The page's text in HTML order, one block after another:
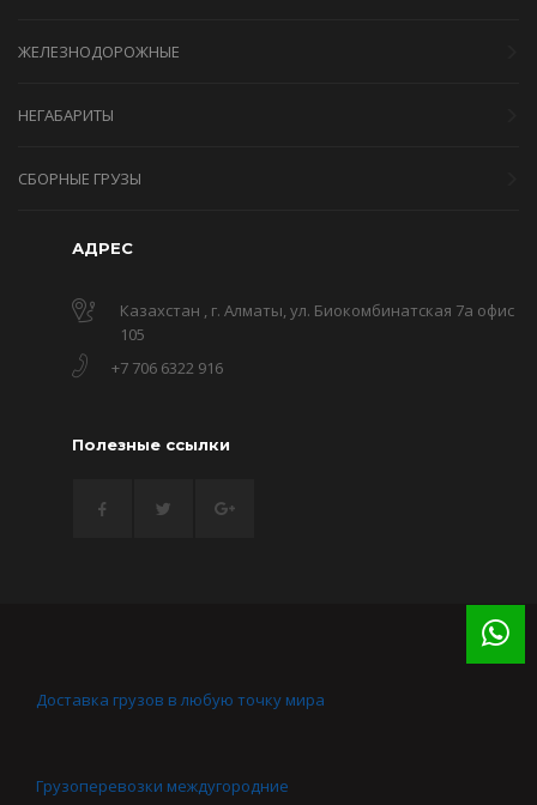
ЖЕЛЕЗНОДОРОЖНЫЕ
НЕГАБАРИТЫ
СБОРНЫЕ ГРУЗЫ
АДРЕС
Казахстан , г. Алматы, ул. Биокомбинатская 7а офис
105
+7 706 6322 916
Полезные ссылки
Доставка грузов в любую точку мира
Грузоперевозки междугородние